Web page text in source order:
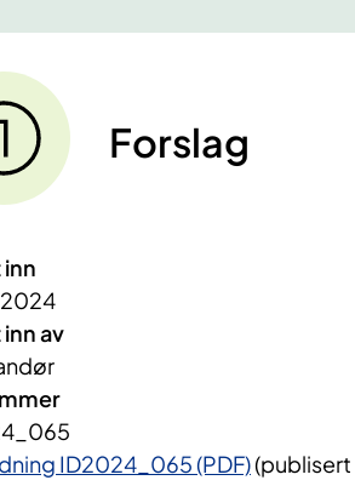
Forslag
av
ID2024_065 (PDF)